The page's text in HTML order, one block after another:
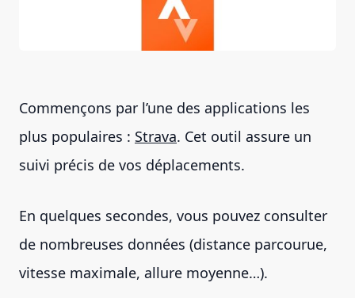
Commençons par l’une des applications les
plus populaires : Strava. Cet outil assure un
suivi précis de vos déplacements.
En quelques secondes, vous pouvez consulter
de nombreuses données (distance parcourue,
vitesse maximale, allure moyenne…).